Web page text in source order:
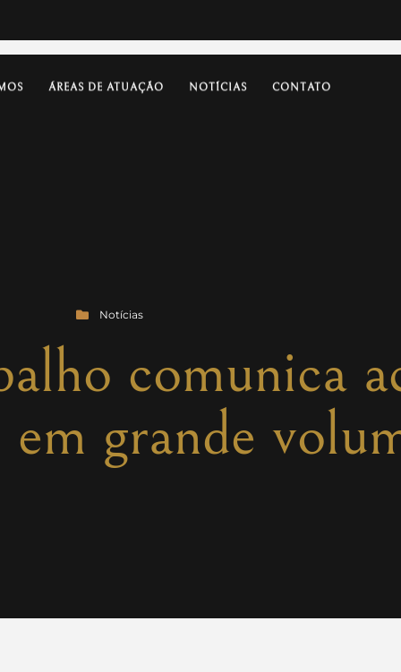
ÁREAS DE ATUAÇÃO NOTÍCIAS CONTATO
Notícias
comunica
em grande